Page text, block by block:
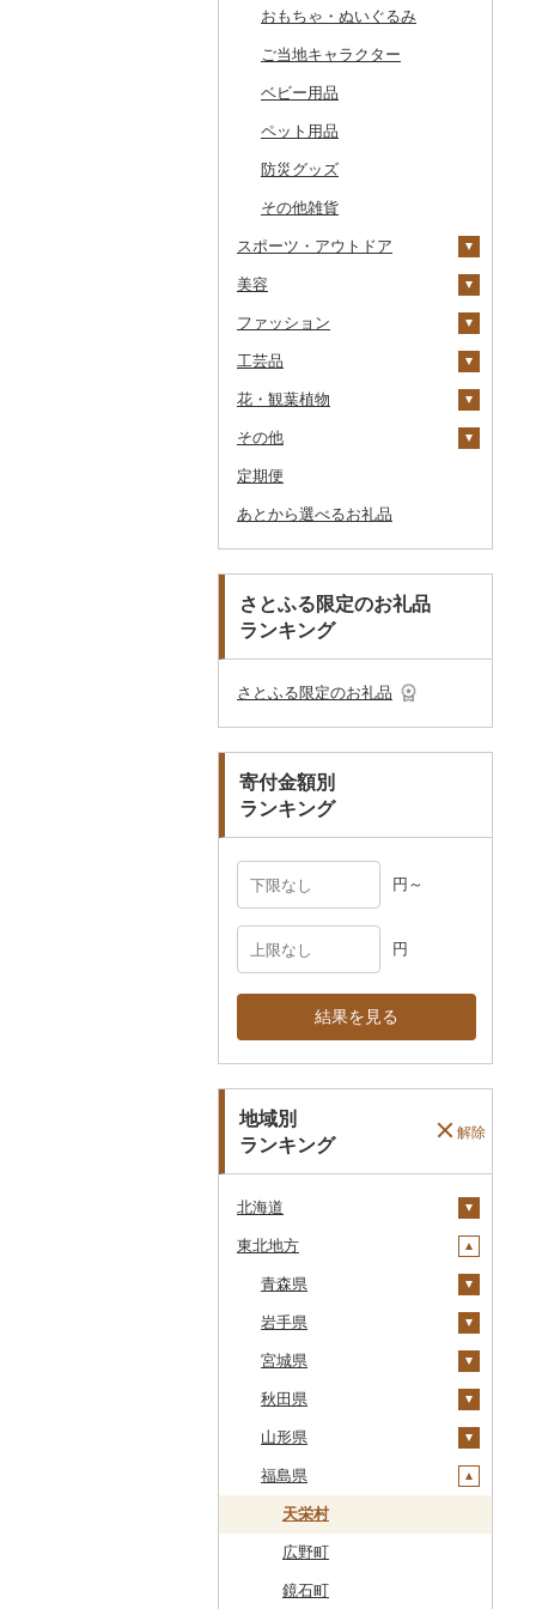
券
その他体験・チケット
まな板
土鍋
その他キッチン用品
ティッシュ
その他日用品
おもちゃ・ぬいぐるみ
ご当地キャラクター
ベビー用品
ペット用品
防災グッズ
その他雑貨
スポーツ・アウトドア
ゴルフ
ゴルフボール
ゴルフウェア
その他ゴルフ
釣り
サイクリング
アウトドア・キャンプ
その他スポーツ
その他スポーツ
美容
スキンケア
洗顔
その他スキンケア
シャンプー・リンス
石鹸・ボディーソープ
入浴剤
アロマ
プロテイン
その他美容
ファッション
鞄・バッグ
トートバッグ・ショル
ツケース
その他鞄・バッグ
洋服
女性・レディース
子供・ベビー
その他洋服
和服
靴・履物
靴・シューズ
スリッパ・下駄・草履
その他靴・履物
アクセサリー
ペンダント・ネックレ
ス
ピアス・イヤリング
その他アクセサリー
その他服飾小物
ショール・ストール
マフラー・手袋
工芸品
織物
本場奄美大島紬
陶器・漆器
唐津焼
備前焼
美濃焼
村上木彫堆朱
その他装飾品・工芸品
数珠
工芸品
播州そろばん
美濃和紙
花・観葉植物
観葉植物・苗木
花
胡蝶蘭
造花・プリザーブドフ
ラワー
その他花
盆栽・その他
その他
地域サービス
その他
定期便
あとから選べるお礼品
さとふる限定のお礼品
ランキング
さとふる限定のお礼品
寄付金額別
ランキング
円～
円
結果を見る
地域別
ランキング
解除
北海道
安平町
八雲町
鹿部町
江差町
白老町
せたな町
旭川市
森町
稚内市
標津町
東北地方
青森県
十和田市
大鰐町
南部町
五戸町
藤崎町
六ヶ所村
東北町
三戸町
岩手県
宮古市
軽米町
岩手町
矢巾町
釜石市
野田村
普代村
宮城県
柴田町
色麻町
丸森町
大衡村
加美町
利府町
秋田県
大潟村
横手市
能代市
小坂町
仙北市
山形県
村山市
尾花沢市
上山市
河北町
福島県
天栄村
広野町
鏡石町